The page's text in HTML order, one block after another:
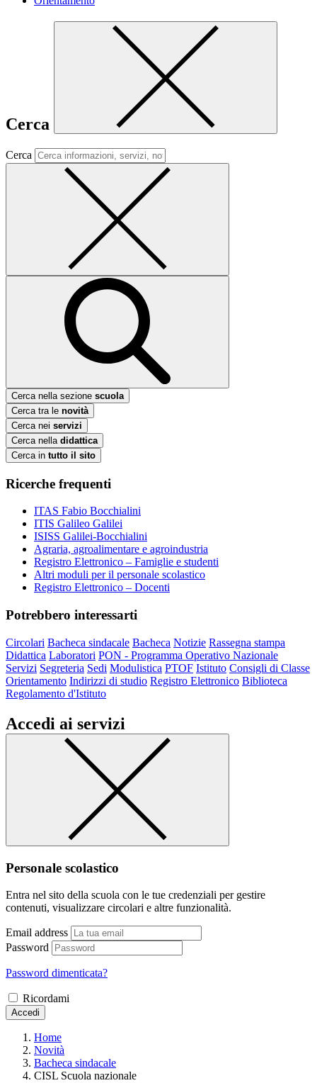
Cerca
Cerca
Cerca nella sezione scuola
Cerca tra le novità
Cerca nei servizi
Cerca nella didattica
Cerca in tutto il sito
Ricerche frequenti
ITAS Fabio Bocchialini
ITIS Galileo Galilei
ISISS Galilei-Bocchialini
Agraria, agroalimentare e agroindustria
Registro Elettronico – Famiglie e studenti
Altri moduli per il personale scolastico
Registro Elettronico – Docenti
Potrebbero interessarti
Circolari Bacheca sindacale Bacheca Notizie Rassegna stampa
Didattica Laboratori PON - Programma Operativo Nazionale
Servizi Segreteria Sedi Modulistica PTOF Istituto Consigli di Classe
Orientamento Indirizzi di studio Registro Elettronico Biblioteca
Regolamento d'Istituto
Accedi ai servizi
Personale scolastico
Entra nel sito della scuola con le tue credenziali per gestire
contenuti, visualizzare circolari e altre funzionalità.
Email address
Password
Password dimenticata?
Ricordami
Accedi
Home
Novità
Bacheca sindacale
CISL Scuola nazionale